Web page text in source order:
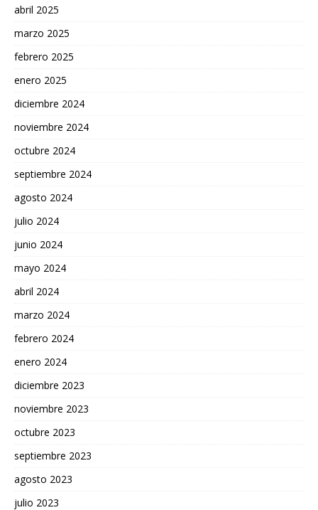
abril 2025
marzo 2025
febrero 2025
enero 2025
diciembre 2024
noviembre 2024
octubre 2024
septiembre 2024
agosto 2024
julio 2024
junio 2024
mayo 2024
abril 2024
marzo 2024
febrero 2024
enero 2024
diciembre 2023
noviembre 2023
octubre 2023
septiembre 2023
agosto 2023
julio 2023